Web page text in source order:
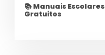
📚 Manuais Escolares
Gratuitos